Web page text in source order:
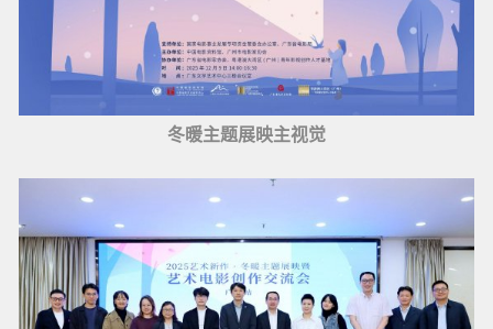
冬暖主题展映主视觉